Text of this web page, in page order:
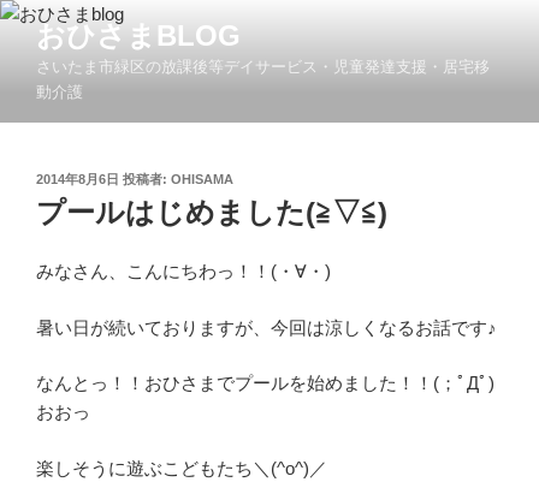
コ
ツ
おひさまBLOG
さいたま市緑区の放課後等デイサービス・児童発達支援・居宅移
動介護
投
稿
日:
2014年8月6日 投稿者: OHISAMA
プールはじめました(≧▽≦)
みなさん、こんにちわっ！！(・∀・)
暑い日が続いておりますが、今回は涼しくなるお話です♪
なんとっ！！おひさまでプールを始めました！！(；ﾟДﾟ)
おおっ
楽しそうに遊ぶこどもたち＼(^o^)／